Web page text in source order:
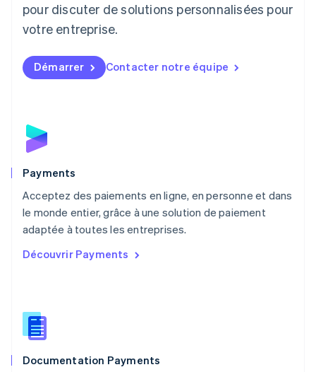
pour discuter de solutions personnalisées pour
votre entreprise.
Démarrer Contacter notre équipe
Payments
Acceptez des paiements en ligne, en personne et dans
le monde entier, grâce à une solution de paiement
adaptée à toutes les entreprises.
Découvrir Payments
Documentation Payments
Luxembourg
FrançaisDeutschEnglish
English简体中文
Malte
Norvège
English
English
NederlandsEnglish
Pologne
English
PortuguêsEnglish
English
Roumanie
Royaume-Uni